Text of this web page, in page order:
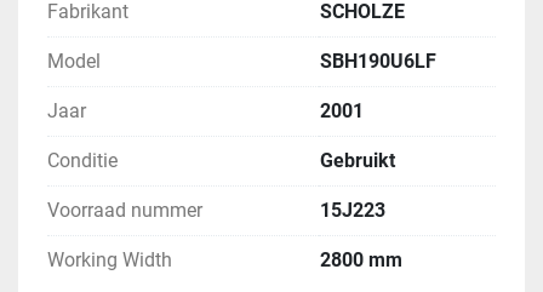
Fabrikant SCHOLZE
Model SBH190U6LF
Jaar 2001
Conditie Gebruikt
Voorraad nummer 15J223
Working Width 2800 mm